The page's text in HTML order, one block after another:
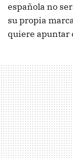
española no
su propia
quiere apuntar